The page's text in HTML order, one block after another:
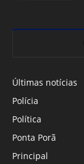
Últimas notícias
Polícia
Política
Ponta Porã
Principal